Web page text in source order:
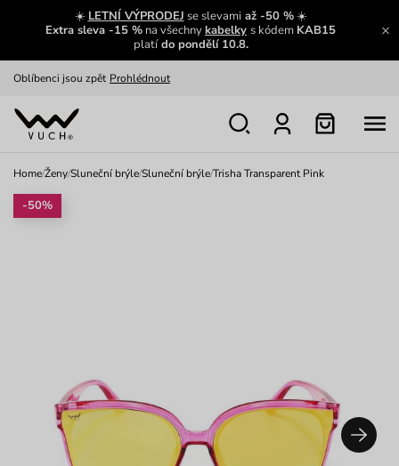
☀️ LETNÍ VÝPRODEJ se slevamiaž -50 %☀️
Extra sleva -15 % na všechnykabelky s kódem KAB15
platído pondělí 10.8.
Zajímavosti ze světa Vuch:
Zobrazit
Oblíbenci jsou zpět Prohlédnout
Nech se inspirovat
Home/Ženy/Sluneční brýle/Sluneční brýle/Trisha Transparent Pink
-50%